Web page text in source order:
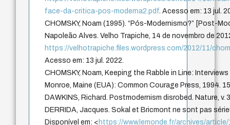
face-da-critica-pos-moderna2.pdf. Acesso em: 13 jul.
CHOMSKY, Noam (1995). “Pós-Modernismo?” [Post-
Napoleão Alves. Velho Trapiche, 14 de novembro de
https://velhotrapiche.files.wordpress.com/2012/11/
Acesso em: 13 jul. 2022.
CHOMSKY, Noam, Keeping the Rabble in Line:
Monroe, Maine (EUA): Common Courage Press, 1994.
DAWKINS, Richard. Postmodernism disrobed. Nature, v.
DERRIDA, Jacques. Sokal et Bricmont ne sont pas
Disponível em: < https://www.lemonde.fr/archives/